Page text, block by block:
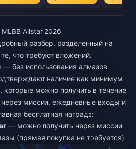
Allstar 2026
разбор, разделенный на
что требуют вложений.
— без использования алмазов
наличие как минимум
, которые можно получить в течение
через миссии, ежедневные входы и
бесплатная награда:
— можно получить через миссии
(прямая покупка не требуется)